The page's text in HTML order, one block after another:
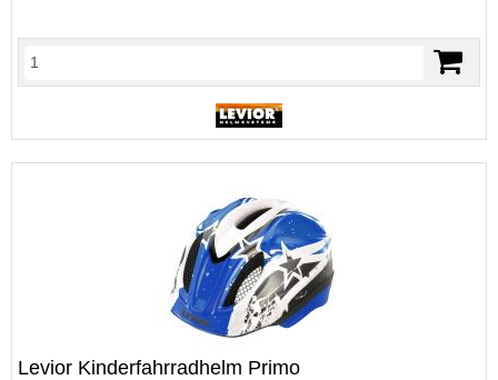
Levior Kinderfahrradhelm Primo